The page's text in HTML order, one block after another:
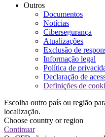
Outros
Documentos
Notícias
Cibersegurança
Atualizações
Exclusão de
Informação legal
Política de
Declaração de
Definições de
Escolha outro país ou região
localização.
Choose country or region
Continuar